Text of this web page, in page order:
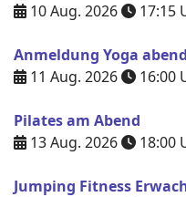
10 Aug. 2026
17:15
Anmeldung Yoga
11 Aug. 2026
16:00
Pilates am Abend
13 Aug. 2026
18:00
Jumping Fitness